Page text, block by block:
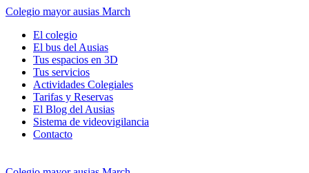
Colegio mayor ausias March
El colegio
El bus del Ausias
Tus espacios en 3D
Tus servicios
Actividades Colegiales
Tarifas y Reservas
El Blog del Ausias
Sistema de videovigilancia
Contacto